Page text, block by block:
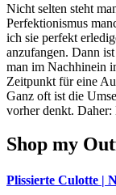
Nicht selten steht
Perfektionismus
ich sie perfekt
anzufangen. Dann
man im Nachhinein
Zeitpunkt für eine
Ganz oft ist die
vorher denkt. Daher:
Shop my
Plissierte Culotte |